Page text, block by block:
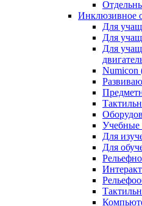
Инклюзивное
Для
Для
Для
Учебные
Для
Для